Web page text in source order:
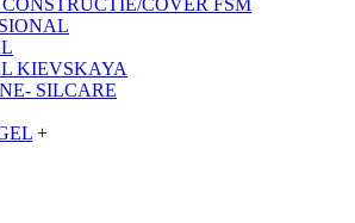
COVER FSM
KIEVSKAYA
SILCARE
+